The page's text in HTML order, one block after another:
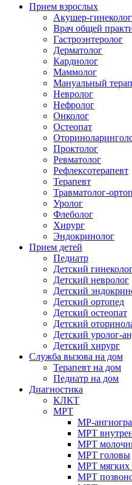
Прием взрослых
Акушер-гинеколог
Врач общей
Гастроэнтеролог
Дерматолог
Кардиолог
Маммолог
Мануальный
Невролог
Нефролог
Онколог
Остеопат
Проктолог
Ревматолог
Рефлексотерапевт
Терапевт
Травматолог-
Уролог
Флеболог
Хирург
Эндокринолог
Прием детей
Педиатр
Детский
Детский невролог
Детский
Детский ортопед
Детский остеопат
Детский
Детский уролог-
Детский хирург
Служба вызова на дом
Терапевт на дом
Педиатр на дом
Диагностика
КЛКТ
МРТ
МР-
МРТ
МРТ
МРТ головы
МРТ мягких
МРТ